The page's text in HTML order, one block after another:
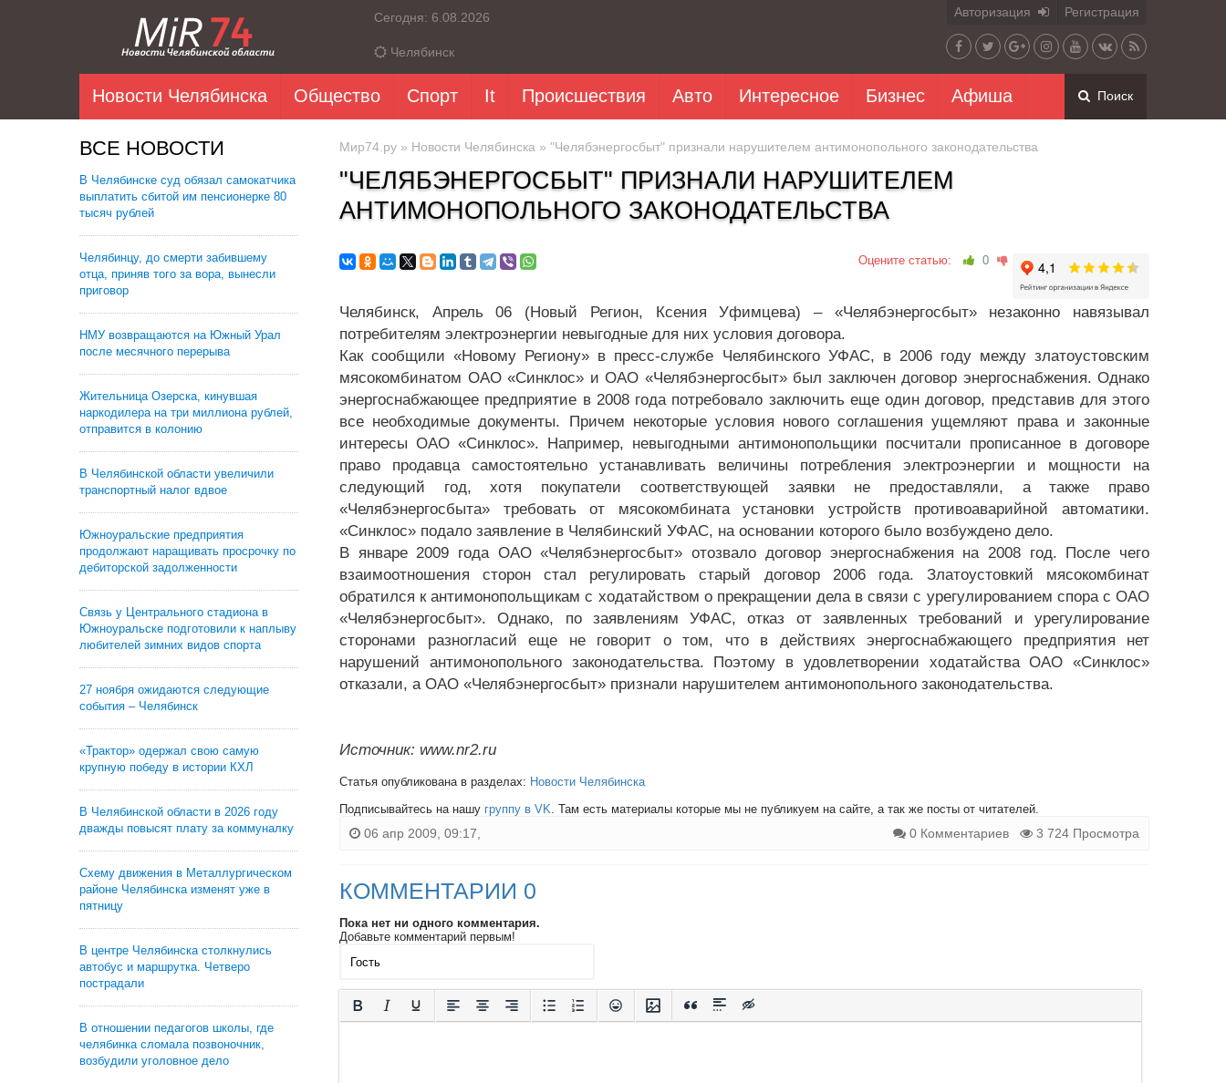
Сегодня: 6.08.2026
Челябинск
Авторизация Регистрация
Новости Челябинска Общество Спорт It Происшествия Авто Интересное Бизнес Афиша Поиск
ВСЕ НОВОСТИ
В Челябинске суд обязал самокатчика
выплатить сбитой им пенсионерке 80
тысяч рублей
Челябинцу, до смерти забившему
отца, приняв того за вора, вынесли
приговор
НМУ возвращаются на Южный Урал
после месячного перерыва
Жительница Озерска, кинувшая
наркодилера на три миллиона рублей,
отправится в колонию
В Челябинской области увеличили
транспортный налог вдвое
Южноуральские предприятия
продолжают наращивать просрочку по
дебиторской задолженности
Связь у Центрального стадиона в
Южноуральске подготовили к наплыву
любителей зимних видов спорта
27 ноября ожидаются следующие
события – Челябинск
«Трактор» одержал свою самую
крупную победу в истории КХЛ
В Челябинской области в 2026 году
дважды повысят плату за коммуналку
Схему движения в Металлургическом
районе Челябинска изменят уже в
пятницу
В центре Челябинска столкнулись
автобус и маршрутка. Четверо
пострадали
В отношении педагогов школы, где
челябинка сломала позвоночник,
возбудили уголовное дело
Мир74.ру » Новости Челябинска » "Челябэнергосбыт" признали нарушителем антимонопольного законодательства
"ЧЕЛЯБЭНЕРГОСБЫТ" ПРИЗНАЛИ НАРУШИТЕЛЕМ
АНТИМОНОПОЛЬНОГО ЗАКОНОДАТЕЛЬСТВА
Оцените статью: 0
Челябинск, Апрель 06 (Новый Регион, Ксения Уфимцева) – «Челябэнергосбыт» незаконно навязывал
потребителям электроэнергии невыгодные для них условия договора.
Как сообщили «Новому Региону» в пресс-службе Челябинского УФАС, в 2006 году между златоустовским
мясокомбинатом ОАО «Синклос» и ОАО «Челябэнергосбыт» был заключен договор энергоснабжения. Однако
энергоснабжающее предприятие в 2008 года потребовало заключить еще один договор, представив для этого
все необходимые документы. Причем некоторые условия нового соглашения ущемляют права и законные
интересы ОАО «Синклос». Например, невыгодными антимонопольщики посчитали прописанное в договоре
право продавца самостоятельно устанавливать величины потребления электроэнергии и мощности на
следующий год, хотя покупатели соответствующей заявки не предоставляли, а также право
«Челябэнергосбыта» требовать от мясокомбината установки устройств противоаварийной автоматики.
«Синклос» подало заявление в Челябинский УФАС, на основании которого было возбуждено дело.
В январе 2009 года ОАО «Челябэнергосбыт» отозвало договор энергоснабжения на 2008 год. После чего
взаимоотношения сторон стал регулировать старый договор 2006 года. Златоустовкий мясокомбинат
обратился к антимонопольщикам с ходатайством о прекращении дела в связи с урегулированием спора с ОАО
«Челябэнергосбыт». Однако, по заявлениям УФАС, отказ от заявленных требований и урегулирование
сторонами разногласий еще не говорит о том, что в действиях энергоснабжающего предприятия нет
нарушений антимонопольного законодательства. Поэтому в удовлетворении ходатайства ОАО «Синклос»
отказали, а ОАО «Челябэнергосбыт» признали нарушителем антимонопольного законодательства.
Источник: www.nr2.ru
Статья опубликована в разделах: Новости Челябинска
Подписывайтесь на нашу группу в VK. Там есть материалы которые мы не публикуем на сайте, а так же посты от читателей.
06 апр 2009, 09:17, 0 Комментариев 3 724 Просмотра
КОММЕНТАРИИ 0
Пока нет ни одного комментария.
Добавьте комментарий первым!